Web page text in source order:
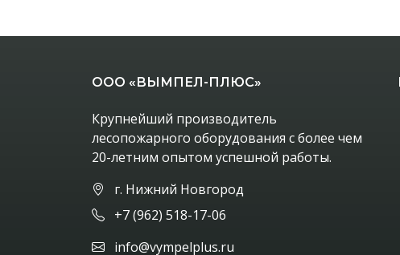
ООО «ВЫМПЕЛ-ПЛЮС»
Крупнейший производитель
лесопожарного оборудования с более чем
20-летним опытом успешной работы.
г. Нижний Новгород
+7 (962) 518-17-06
info@vympelplus.ru